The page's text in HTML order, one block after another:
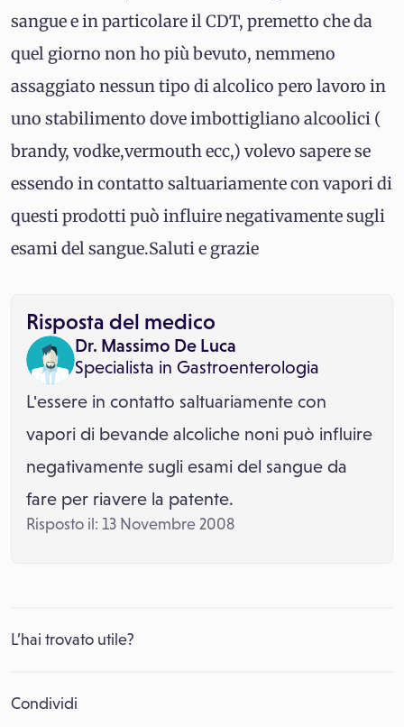
sangue e in particolare il CDT, premetto che da
quel giorno non ho più bevuto, nemmeno
assaggiato nessun tipo di alcolico pero lavoro in
uno stabilimento dove imbottigliano alcoolici (
brandy, vodke,vermouth ecc,) volevo sapere se
essendo in contatto saltuariamente con vapori di
questi prodotti può influire negativamente sugli
esami del sangue.Saluti e grazie
Risposta del medico
Dr. Massimo De Luca
Specialista in Gastroenterologia
L'essere in contatto saltuariamente con
vapori di bevande alcoliche noni può influire
negativamente sugli esami del sangue da
fare per riavere la patente.
Risposto il: 13 Novembre 2008
L’hai trovato utile?
Condividi